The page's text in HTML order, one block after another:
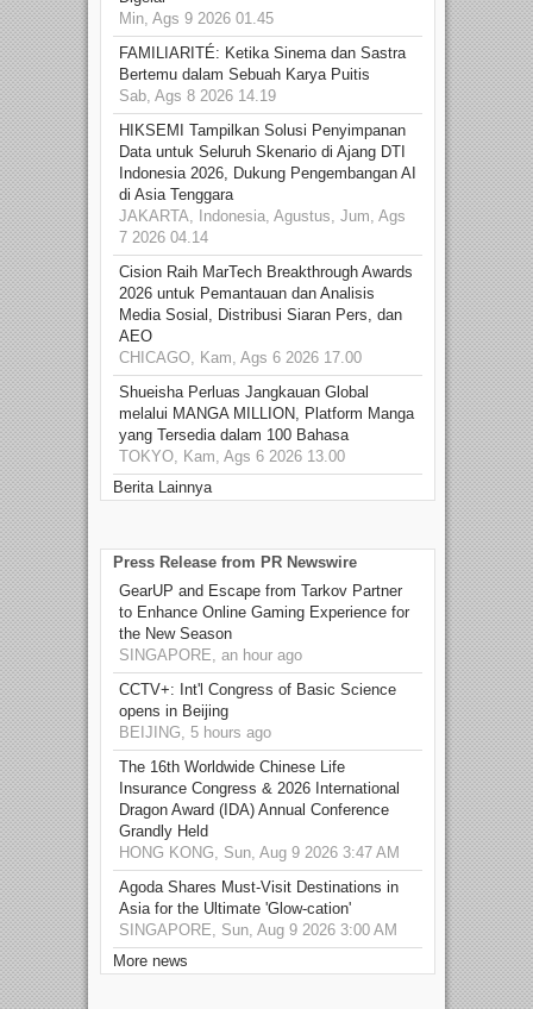
Min, Ags 9 2026 01.45
FAMILIARITÉ: Ketika Sinema dan Sastra
Bertemu dalam Sebuah Karya Puitis
Sab, Ags 8 2026 14.19
HIKSEMI Tampilkan Solusi Penyimpanan
Data untuk Seluruh Skenario di Ajang DTI
Indonesia 2026, Dukung Pengembangan AI
di Asia Tenggara
JAKARTA, Indonesia, Agustus, Jum, Ags
7 2026 04.14
Cision Raih MarTech Breakthrough Awards
2026 untuk Pemantauan dan Analisis
Media Sosial, Distribusi Siaran Pers, dan
AEO
CHICAGO, Kam, Ags 6 2026 17.00
Shueisha Perluas Jangkauan Global
melalui MANGA MILLION, Platform Manga
yang Tersedia dalam 100 Bahasa
TOKYO, Kam, Ags 6 2026 13.00
Berita Lainnya
Press Release from PR Newswire
GearUP and Escape from Tarkov Partner
to Enhance Online Gaming Experience for
the New Season
SINGAPORE, an hour ago
CCTV+: Int'l Congress of Basic Science
opens in Beijing
BEIJING, 5 hours ago
The 16th Worldwide Chinese Life
Insurance Congress & 2026 International
Dragon Award (IDA) Annual Conference
Grandly Held
HONG KONG, Sun, Aug 9 2026 3:47 AM
Agoda Shares Must-Visit Destinations in
Asia for the Ultimate 'Glow-cation'
SINGAPORE, Sun, Aug 9 2026 3:00 AM
More news